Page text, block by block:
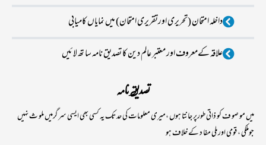
داخلہ امتحان (تحریری اورتقریری امتحان) میں نمایاں کامیابی
علاقہ کےمعروف اور معتبر عالم دین کا تصدیق نامہ سا تھ لا ئیں
تصدیق نامہ
میں مو صو ف کو ذاتی طورپر جانتا ہوں ،میری معلومات کی حد تک یہ کسی بھی ایسی سر گرمیں ملو ث نہیں
جوملکی ، قومی اور ملی مفا د کے خلاف ہو